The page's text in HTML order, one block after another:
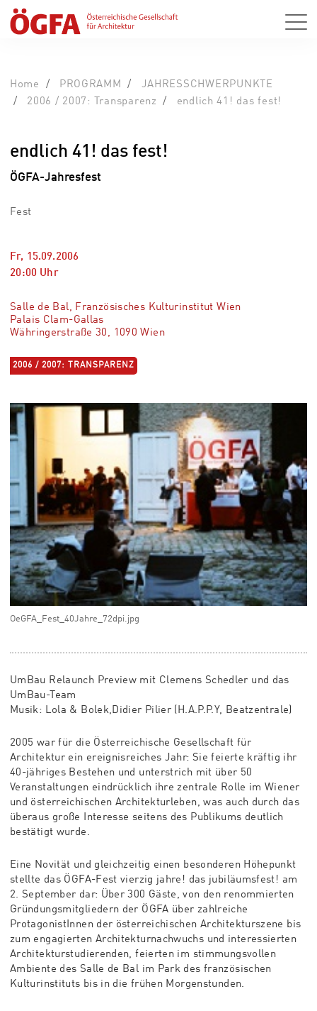
Home PROGRAMM
JAHRESSCHWERPUNKTE
2006 / 2007: Transparenz
endlich 41! das fest!
endlich 41! das fest!
ÖGFA-Jahresfest
Fest
Fr, 15.09.2006
20:00 Uhr
Salle de Bal, Französisches Kulturinstitut Wien
Palais Clam-Gallas
Währingerstraße 30, 1090 Wien
2006 / 2007: TRANSPARENZ
OeGFA_Fest_40Jahre_72dpi.jpg
UmBau Relaunch Preview mit Clemens Schedler und das
UmBau-Team
Musik: Lola & Bolek,Didier Pilier (H.A.P.P.Y, Beatzentrale)
2005 war für die Österreichische Gesellschaft für
Architektur ein ereignisreiches Jahr: Sie feierte kräftig ihr
40-jähriges Bestehen und unterstrich mit über 50
Veranstaltungen eindrücklich ihre zentrale Rolle im Wiener
und österreichischen Architekturleben, was auch durch das
überaus große Interesse seitens des Publikums deutlich
bestätigt wurde.
Eine Novität und gleichzeitig einen besonderen Höhepunkt
stellte das ÖGFA-Fest vierzig jahre! das jubiläumsfest! am
2. September dar: Über 300 Gäste, von den renommierten
Gründungsmitgliedern der ÖGFA über zahlreiche
ProtagonistInnen der österreichischen Architekturszene bis
zum engagierten Architekturnachwuchs und interessierten
Architekturstudierenden, feierten im stimmungsvollen
Ambiente des Salle de Bal im Park des französischen
Kulturinstituts bis in die frühen Morgenstunden.